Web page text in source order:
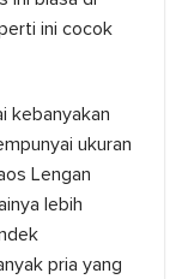
ini cocok
kebanyakan
ukuran
Lengan
lebih
pria yang